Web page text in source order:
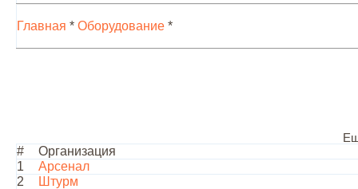
Главная * Оборудование *
#
Организация
1
Арсенал
2
Штурм